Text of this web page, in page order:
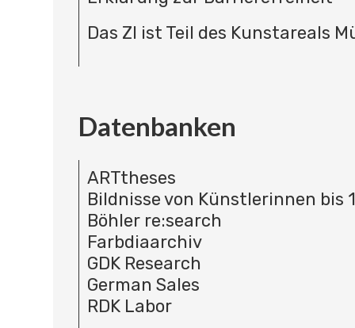
Das ZI ist Teil des Kunstareals
Datenbanken
ARTtheses
Bildnisse von Künstlerinnen bis
Böhler re:search
Farbdiaarchiv
GDK Research
German Sales
RDK Labor